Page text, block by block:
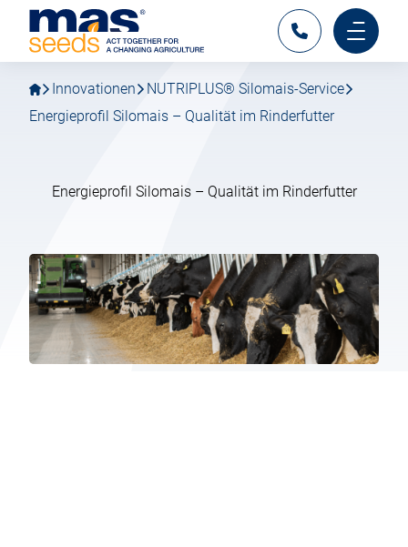
Gehen
Hauptnavigation
Gehen
Hauptinhalt
MAS
Seeds
Österreich
Kontakt
mobil
Innovationen
NUTRIPLUS® Silomais-Service
Energieprofil Silomais – Qualität im Rinderfutter
Energieprofil Silomais – Qualität im Rinderfutter